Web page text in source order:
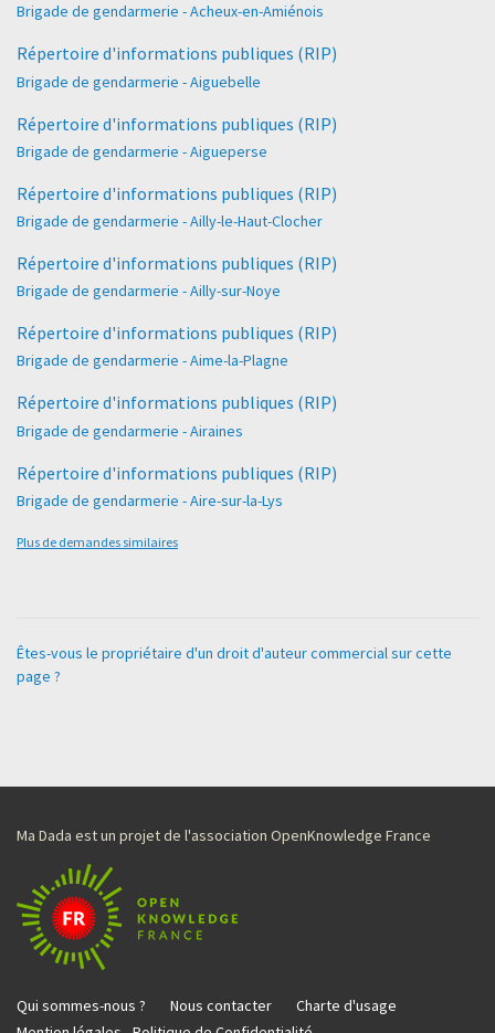
Brigade de gendarmerie - Acheux-en-Amiénois
Répertoire d'informations publiques (RIP)
Brigade de gendarmerie - Aiguebelle
Répertoire d'informations publiques (RIP)
Brigade de gendarmerie - Aigueperse
Répertoire d'informations publiques (RIP)
Brigade de gendarmerie - Ailly-le-Haut-Clocher
Répertoire d'informations publiques (RIP)
Brigade de gendarmerie - Ailly-sur-Noye
Répertoire d'informations publiques (RIP)
Brigade de gendarmerie - Aime-la-Plagne
Répertoire d'informations publiques (RIP)
Brigade de gendarmerie - Airaines
Répertoire d'informations publiques (RIP)
Brigade de gendarmerie - Aire-sur-la-Lys
Plus de demandes similaires
Êtes-vous le propriétaire d'un droit d'auteur commercial sur cette
page ?
Ma Dada est un projet de l'association OpenKnowledge France
Qui sommes-nous ? Nous contacter
Charte d'usage